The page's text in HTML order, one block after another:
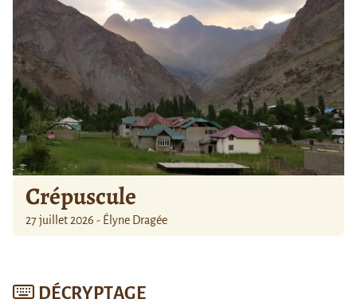
Crépuscule
27 juillet 2026 - Élyne Dragée
DÉCRYPTAGE